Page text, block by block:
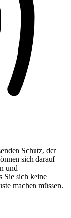
Schutz, der
sich darauf
und
Sie sich keine
machen müssen.